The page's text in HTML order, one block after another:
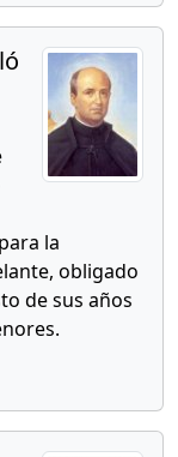
la
obligado
de sus años